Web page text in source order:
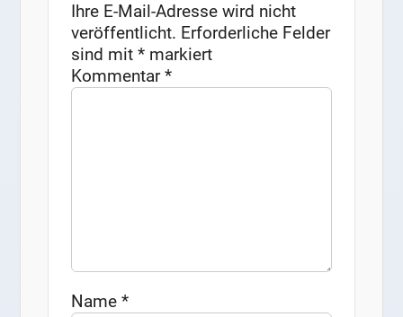
Ihre E-Mail-Adresse wird nicht
veröffentlicht. Erforderliche Felder
sind mit* markiert
Kommentar*
Name*